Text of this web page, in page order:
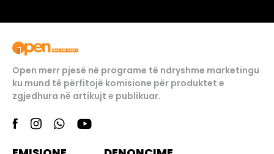
Open merr pjesë në programe të ndryshme marketingu
ku mund të përfitojë komisione për produktet e
zgjedhura në artikujt e publikuar.